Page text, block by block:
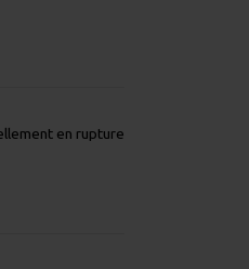
en rupture